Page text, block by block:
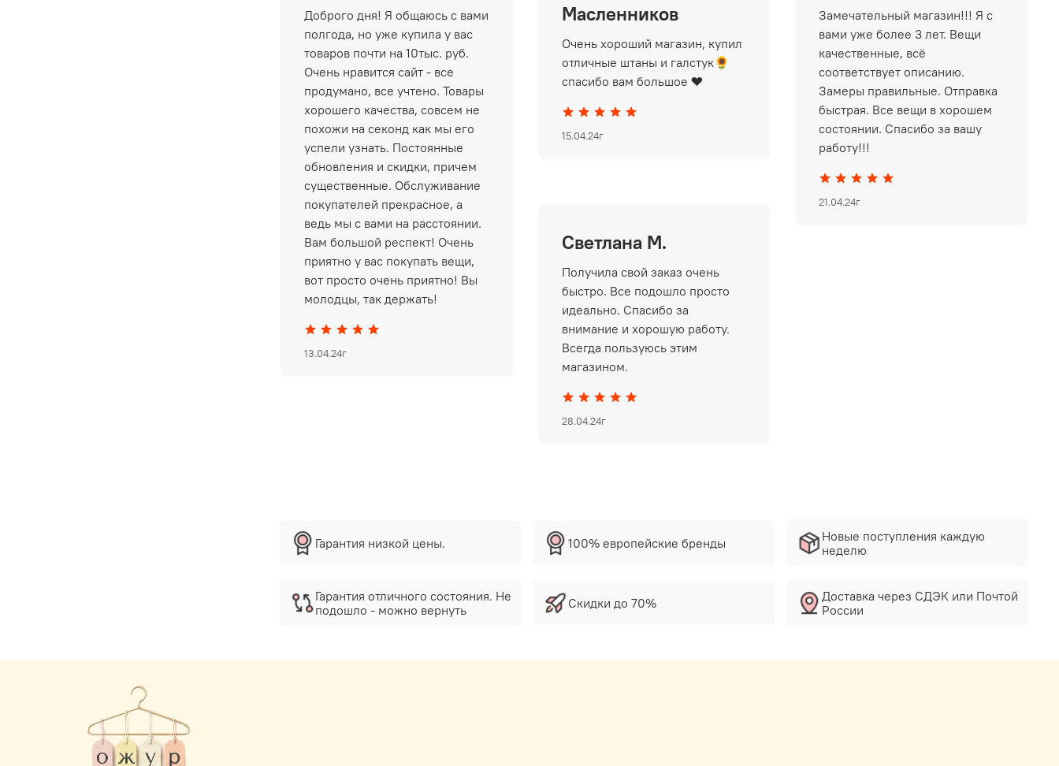
Доброго дня! Я общаюсь с вами
полгода, но уже купила у вас
товаров почти на 10тыс. руб.
Очень нравится сайт - все
продумано, все учтено. Товары
хорошего качества, совсем не
похожи на секонд как мы его
успели узнать. Постоянные
обновления и скидки, причем
существенные. Обслуживание
покупателей прекрасное, а
ведь мы с вами на расстоянии.
Вам большой респект! Очень
приятно у вас покупать вещи,
вот просто очень приятно! Вы
молодцы, так держать!
13.04.24г
Масленников
Очень хороший магазин, купил
отличные штаны и галстук🌻
спасибо вам большое ❤️
15.04.24г
Замечательный магазин!!! Я с
вами уже более 3 лет. Вещи
качественные, всё
соответствует описанию.
Замеры правильные. Отправка
быстрая. Все вещи в хорошем
состоянии. Спасибо за вашу
работу!!!
21.04.24г
Светлана М.
Получила свой заказ очень
быстро. Все подошло просто
идеально. Спасибо за
внимание и хорошую работу.
Всегда пользуюсь этим
магазином.
28.04.24г
Гарантия низкой цены.
Гарантия отличного состояния. Не
подошло - можно вернуть
100% европейские бренды
Скидки до 70%
Новые поступления каждую
неделю
Доставка через СДЭК или Почтой
России